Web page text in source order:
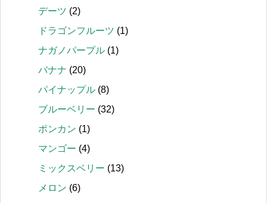
デーツ (2)
ドラゴンフルーツ (1)
ナガノパープル (1)
バナナ (20)
パイナップル (8)
ブルーベリー (32)
ポンカン (1)
マンゴー (4)
ミックスベリー (13)
メロン (6)